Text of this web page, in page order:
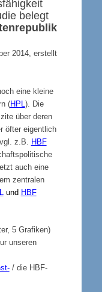
belegt
2014, erstellt
eine kleine
(HPL ). Die
über deren
öfter eigentlich
z.B. HBF
auch eine
zentralen
und HBF
5 Grafiken)
unseren
/ die HBF-